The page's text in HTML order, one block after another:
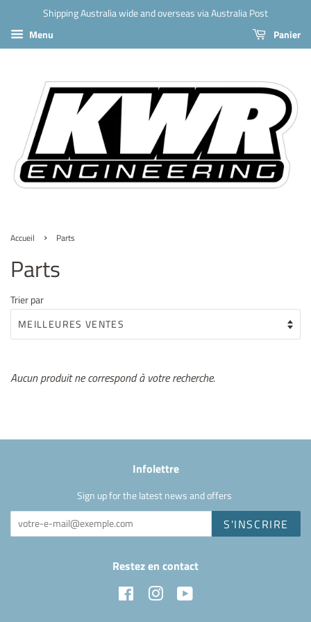
Shipping Australia wide and overseas via Australia Post
Menu
Panier
Accueil › Parts
Parts
Trier par
Aucun produit ne correspond à votre recherche.
Infolettre
Sign up for the latest news and offers
S'INSCRIRE
Restez en contact
Facebook Instagram